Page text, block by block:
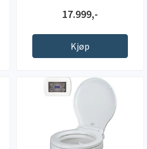
17.999,-
Kjøp